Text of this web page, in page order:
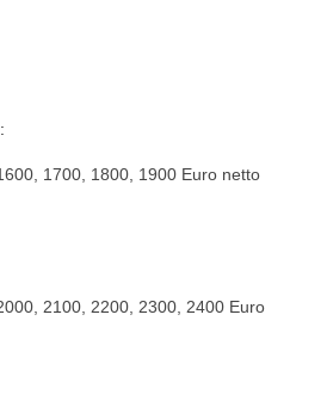
1700, 1800, 1900 Euro netto
2100, 2200, 2300, 2400 Euro